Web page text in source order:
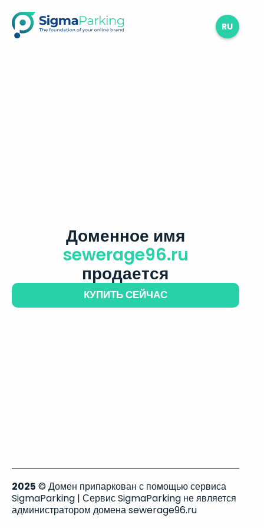
RU
Доменное имя
sewerage96.ru
продается
КУПИТЬ СЕЙЧАС
2025 © Домен припаркован с помощью сервиса
SigmaParking | Сервис SigmaParking не является
администратором домена sewerage96.ru